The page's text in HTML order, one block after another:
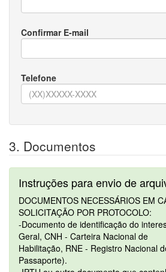
Confirmar E-mail
Telefone
3. Documentos
Instruções para envio de
DOCUMENTOS NECESSÁRIOS EM
SOLICITAÇÃO POR PROTOCOLO:
-Documento de identificação do
Geral, CNH - Carteira Nacional de
Habilitação, RNE - Registro Nacional
Passaporte).